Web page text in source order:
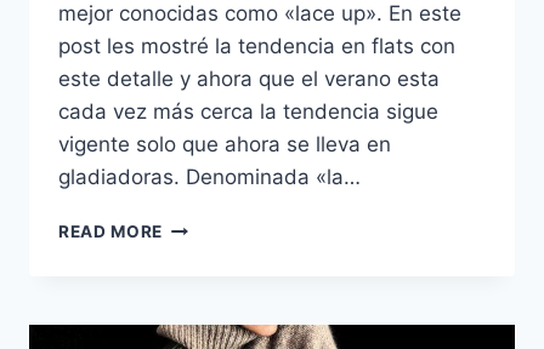
mejor conocidas como «lace up». En este
post les mostré la tendencia en flats con
este detalle y ahora que el verano esta
cada vez más cerca la tendencia sigue
vigente solo que ahora se lleva en
gladiadoras. Denominada «la…
READ MORE TRENDING
GLADIADORA